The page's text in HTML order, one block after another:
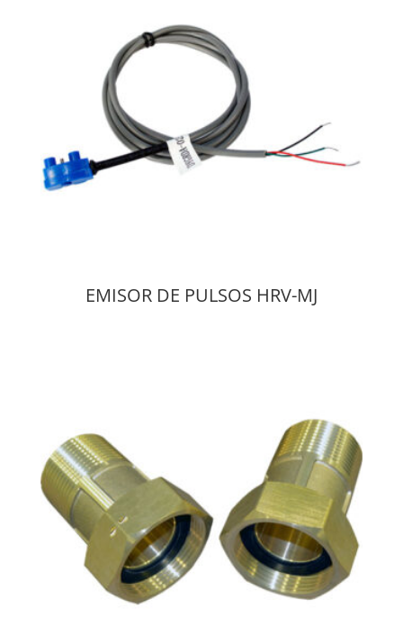
EMISOR DE PULSOS HRV-MJ